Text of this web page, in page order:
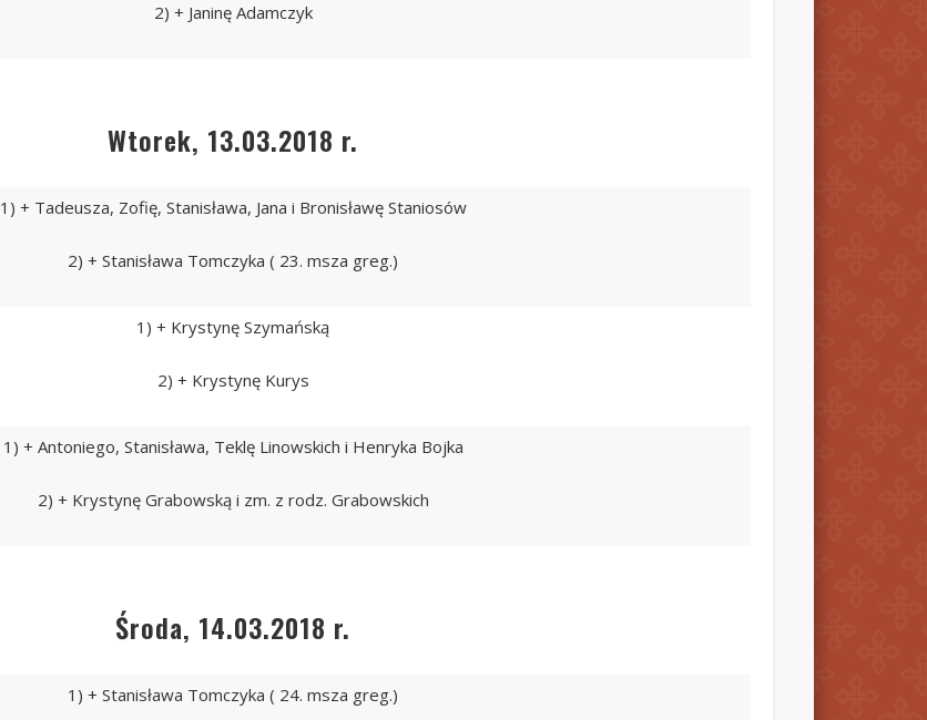
2) + Janinę Adamczyk
Wtorek, 13.03.2018 r.
1) + Tadeusza, Zofię, Stanisława, Jana i Bronisławę Staniosów
2) + Stanisława Tomczyka ( 23. msza greg.)
1) + Krystynę Szymańską
2) + Krystynę Kurys
1) + Antoniego, Stanisława, Teklę Linowskich i Henryka Bojka
2) + Krystynę Grabowską i zm. z rodz. Grabowskich
Środa, 14.03.2018 r.
1) + Stanisława Tomczyka ( 24. msza greg.)